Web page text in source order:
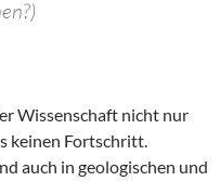
Wissenschaft nicht nur
keinen Fortschritt.
auch in geologischen und